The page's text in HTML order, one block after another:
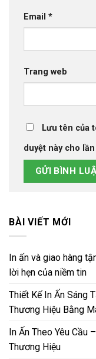
Email *
Trang web
Lưu tên của
duyệt này cho
BÀI VIẾT MỚI
In ấn và giao hàng
lời hẹn của niềm tin
Thiết Kế In Ấn Sáng
Thương Hiệu Bằng
In Ấn Theo Yêu Cầu
Thương Hiệu